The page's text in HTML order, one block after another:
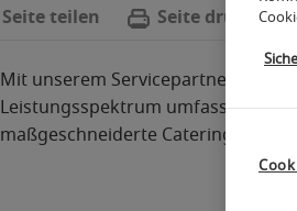
Seiteteilen Seite drucken
Mit unserem Servicepartner
Leistungsspektrum umfasst die
maßgeschneiderte